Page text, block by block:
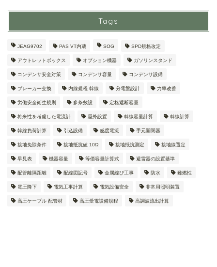
Tags
JEAG9702 PAS VT内蔵 SOG SPD規格改定
アウトレットボックス オプション機器 ガソリンスタンド
コンデンサ安全対策 コンデンサ容量 コンデンサ設備
ブレーカー交換 内線規程 幹線 分電盤設計 力率改善
労働安全衛生規則 多条敷設 定格遮断容量
将来性を考慮した電流計 屋外設置 幹線容量計算 幹線計算
幹線負荷計算 引込設備 感度電流 手元開閉器
接地免除条件 接地抵抗値 10Ω 接地抵抗測定 接地線選定
早見表 機器容量 等価容量計算式 避雷器の設置基準
配管離隔距離 配線図記号 金属線ぴ工事 防水 難燃性
電圧降下 電気工事計算 電気設備安全 非常用照明装置
高圧ケーブル 配管材 高圧受電設備規程 高調波流出計算